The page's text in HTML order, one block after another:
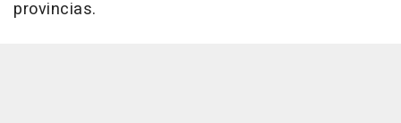
provincias.